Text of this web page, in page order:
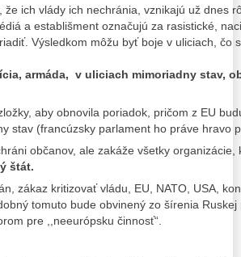
že ich vlády ich nechránia, vznikajú už dnes
a establišment označujú za rasistické,
Výsledkom môžu byť boje v uliciach, čo
armáda, v uliciach mimoriadny stav,
aby obnovila poriadok, pričom z EU
stav (francúzsky parlament ho práve hravo
občanov, ale zakáže všetky
štát.
zákaz kritizovať vládu, EU, NATO, USA,
tomuto bude obvinený zo šírenia
pre ,,neeurópsku činnosť“.